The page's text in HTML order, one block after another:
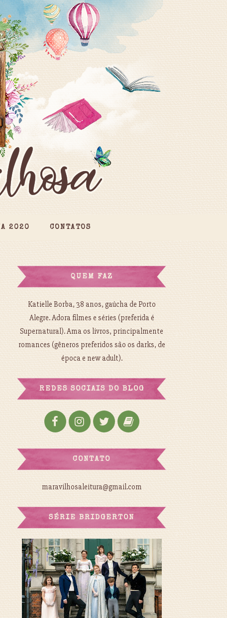
2020 CONTATOS
QUEM FAZ
Katielle Borba, 38 anos, gaúcha de Porto
Alegre. Adora filmes e séries (preferida é
Supernatural). Ama os livros, principalmente
romances (gêneros preferidos são os darks, de
época e new adult).
REDES SOCIAIS DO BLOG
CONTATO
maravilhosaleitura@gmail.com
SÉRIE BRIDGERTON